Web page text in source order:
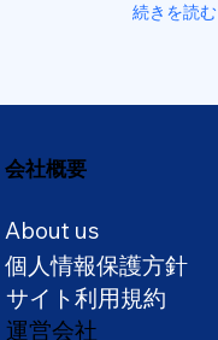
続きを読む
会社概要
About us
個人情報保護方針
サイト利用規約
運営会社